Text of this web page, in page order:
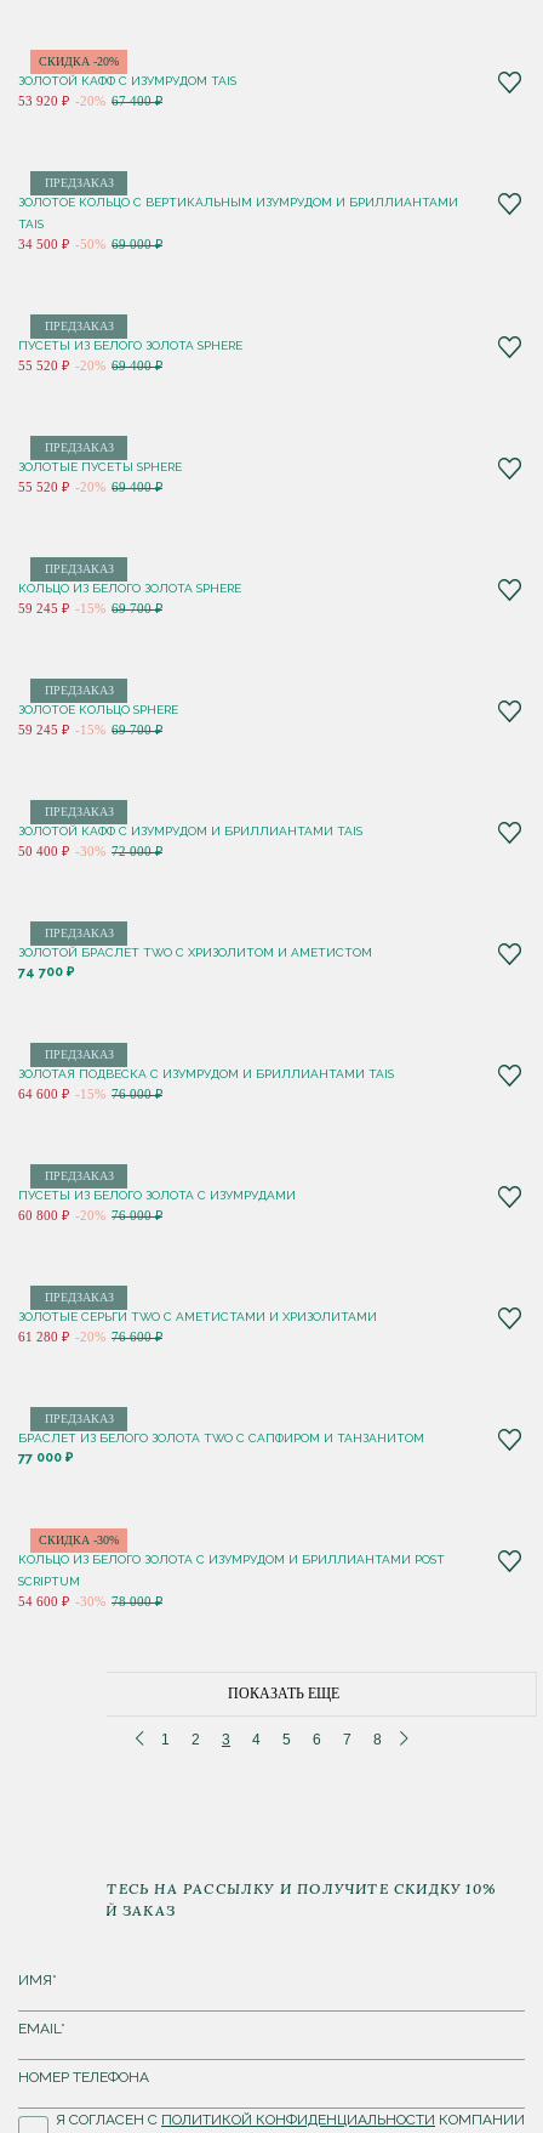
СКИДКА -20%
ЗОЛОТОЙ КАФФ С ИЗУМРУДОМ TAIS
53 920 ₽ -20% 67 400 ₽
ПРЕДЗАКАЗ
ЗОЛОТОЕ КОЛЬЦО С ВЕРТИКАЛЬНЫМ ИЗУМРУДОМ И БРИЛЛИАНТАМИ
TAIS
34 500 ₽ -50% 69 000 ₽
ПРЕДЗАКАЗ
ПУСЕТЫ ИЗ БЕЛОГО ЗОЛОТА SPHERE
55 520 ₽ -20% 69 400 ₽
ПРЕДЗАКАЗ
ЗОЛОТЫЕ ПУСЕТЫ SPHERE
55 520 ₽ -20% 69 400 ₽
ПРЕДЗАКАЗ
КОЛЬЦО ИЗ БЕЛОГО ЗОЛОТА SPHERE
59 245 ₽ -15% 69 700 ₽
ПРЕДЗАКАЗ
ЗОЛОТОЕ КОЛЬЦО SPHERE
59 245 ₽ -15% 69 700 ₽
ПРЕДЗАКАЗ
ЗОЛОТОЙ КАФФ С ИЗУМРУДОМ И БРИЛЛИАНТАМИ TAIS
50 400 ₽ -30% 72 000 ₽
ПРЕДЗАКАЗ
ЗОЛОТОЙ БРАСЛЕТ TWO С ХРИЗОЛИТОМ И АМЕТИСТОМ
74 700 ₽
ПРЕДЗАКАЗ
ЗОЛОТАЯ ПОДВЕСКА С ИЗУМРУДОМ И БРИЛЛИАНТАМИ TAIS
64 600 ₽ -15% 76 000 ₽
ПРЕДЗАКАЗ
ПУСЕТЫ ИЗ БЕЛОГО ЗОЛОТА С ИЗУМРУДАМИ
60 800 ₽ -20% 76 000 ₽
ПРЕДЗАКАЗ
ЗОЛОТЫЕ СЕРЬГИ TWO С АМЕТИСТАМИ И ХРИЗОЛИТАМИ
61 280 ₽ -20% 76 600 ₽
ПРЕДЗАКАЗ
БРАСЛЕТ ИЗ БЕЛОГО ЗОЛОТА TWO С САПФИРОМ И ТАНЗАНИТОМ
77 000 ₽
СКИДКА -30%
КОЛЬЦО ИЗ БЕЛОГО ЗОЛОТА С ИЗУМРУДОМ И БРИЛЛИАНТАМИ POST
SCRIPTUM
54 600 ₽ -30% 78 000 ₽
ПОКАЗАТЬ ЕЩЕ
1 2 3 4 5 6 7 8
ПОДПИШИТЕСЬ НА РАССЫЛКУ И ПОЛУЧИТЕ СКИДКУ 10%
НА ПЕРВЫЙ ЗАКАЗ
Я СОГЛАСЕН С ПОЛИТИКОЙ КОНФИДЕНЦИАЛЬНОСТИ КОМПАНИИ